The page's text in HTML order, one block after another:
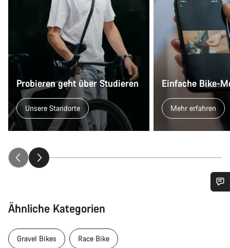
Probieren geht über Studieren
Unsere Standorte
Einfache Bike-
Mehr erfahren
Ähnliche Kategorien
Gravel Bikes Race Bike
Unsere Experten stehen dir jetzt im Chat zur Verfügung.